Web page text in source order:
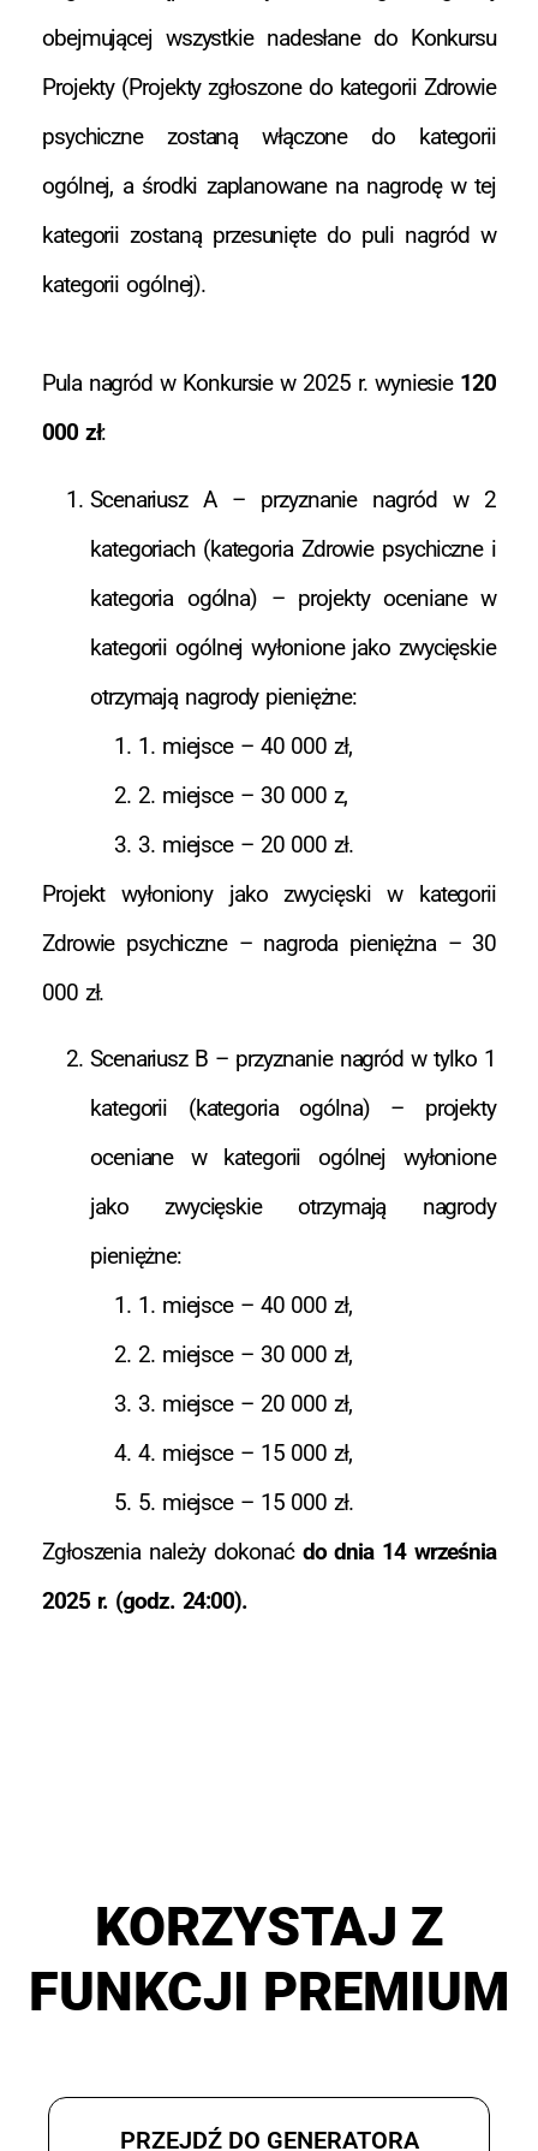
obejmującej wszystkie nadesłane do Konkursu
Projekty (Projekty zgłoszone do kategorii Zdrowie
psychiczne zostaną włączone do kategorii
ogólnej, a środki zaplanowane na nagrodę w tej
kategorii zostaną przesunięte do puli nagród w
kategorii ogólnej).
Pula nagród w Konkursie w 2025 r. wyniesie 120
000 zł:
Scenariusz A – przyznanie nagród w 2
kategoriach (kategoria Zdrowie psychiczne i
kategoria ogólna) – projekty oceniane w
kategorii ogólnej wyłonione jako zwycięskie
otrzymają nagrody pieniężne:
1. miejsce – 40 000 zł,
2. miejsce – 30 000 z,
3. miejsce – 20 000 zł.
Projekt wyłoniony jako zwycięski w kategorii
Zdrowie psychiczne – nagroda pieniężna – 30
000 zł.
Scenariusz B – przyznanie nagród w tylko 1
kategorii (kategoria ogólna) – projekty
oceniane w kategorii ogólnej wyłonione
jako zwycięskie otrzymają nagrody
pieniężne:
1. miejsce – 40 000 zł,
2. miejsce – 30 000 zł,
3. miejsce – 20 000 zł,
4. miejsce – 15 000 zł,
5. miejsce – 15 000 zł.
Zgłoszenia należy dokonać do dnia 14 września
2025 r. (godz. 24:00).
KORZYSTAJ Z
FUNKCJI PREMIUM
PRZEJDŹ DO GENERATORA